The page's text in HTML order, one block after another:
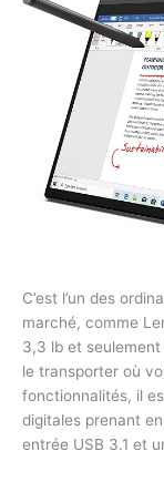
C’est l’un des
marché, comme
3,3 lb et seulement
le transporter où
fonctionnalités, il
digitales prenant
entrée USB 3.1 et